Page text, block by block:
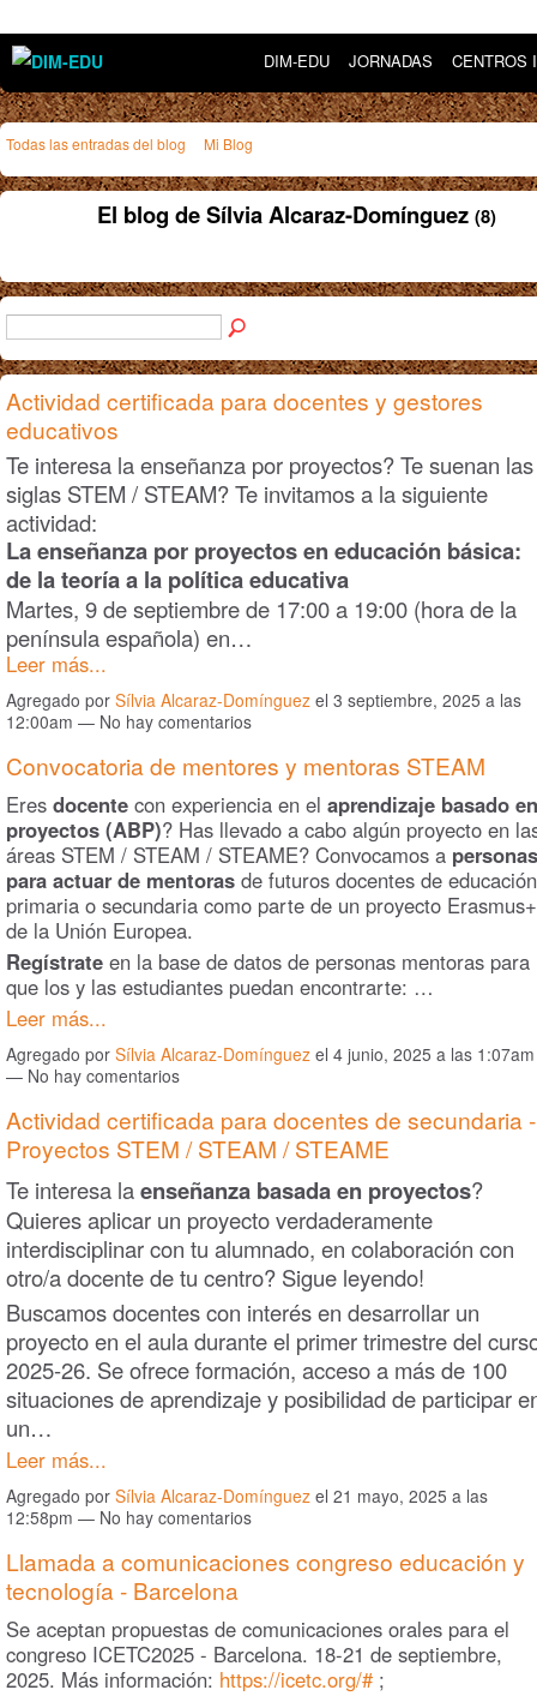
DIM-EDU JORNADAS CENTROS
Todas las entradas del blog Mi Blog
El blog de Sílvia Alcaraz-Domínguez (8)
Actividad certificada para docentes y gestores
educativos
Te interesa la enseñanza por proyectos? Te suenan las
siglas STEM / STEAM? Te invitamos a la siguiente
actividad:
La enseñanza por proyectos en educación básica:
de la teoría a la política educativa
Martes, 9 de septiembre de 17:00 a 19:00 (hora de la
península española) en…
Leer más...
Agregado por Sílvia Alcaraz-Domínguez el 3 septiembre, 2025 a las
12:00am — No hay comentarios
Convocatoria de mentores y mentoras STEAM
Eres docente con experiencia en el aprendizaje basado en
proyectos (ABP)? Has llevado a cabo algún proyecto en
áreas STEM / STEAM / STEAME? Convocamos a personas
para actuar de mentoras de futuros docentes de educación
primaria o secundaria como parte de un proyecto Erasmus+
de la Unión Europea.
Regístrate en la base de datos de personas mentoras para
que los y las estudiantes puedan encontrarte: …
Leer más...
Agregado por Sílvia Alcaraz-Domínguez el 4 junio, 2025 a las 1:07am
— No hay comentarios
Actividad certificada para docentes de secundaria -
Proyectos STEM / STEAM / STEAME
Te interesa laenseñanza basada en proyectos?
Quieres aplicar un proyecto verdaderamente
interdisciplinar con tu alumnado, en colaboración con
otro/a docente de tu centro? Sigue leyendo!
Buscamos docentes con interés en desarrollar un
proyecto en el aula durante el primer trimestre del
2025-26. Se ofrece formación, acceso a más de 100
situaciones de aprendizaje y posibilidad de participar
un…
Leer más...
Agregado por Sílvia Alcaraz-Domínguez el 21 mayo, 2025 a las
12:58pm — No hay comentarios
Llamada a comunicaciones congreso educación y
tecnología - Barcelona
Se aceptan propuestas de comunicaciones orales para el
congreso ICETC2025 - Barcelona. 18-21 de septiembre,
2025. Más información: https://icetc.org/# ;